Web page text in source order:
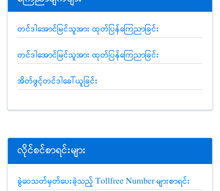
တင်ဒါအောင်မြင်သူအား ထုတ်ပြန်ကြေညာခြင်း
တင်ဒါအောင်မြင်သူအား ထုတ်ပြန်ကြေညာခြင်း
အိတ်ဖွင့်တင်ဒါခေါ်ယူခြင်း
လိုင်စင်စာရင်းများ
ခွဲဝေသတ်မှတ်ပေးခဲ့သည့် Tollfree Number များစာရင်း